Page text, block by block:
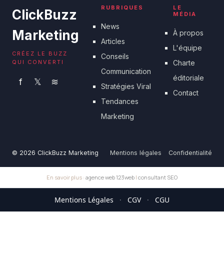
ClickBuzz
Marketing
CRÉEZ LE BUZZ
QUI CONVERTI
f 𝕏 ≋
RUBRIQUES
News
Articles
Conseils
Communication
Stratégies Viral
Tendances
Marketing
LE
MÉDIA
À propos
L'équipe
Charte
éditoriale
Contact
© 2026 ClickBuzz Marketing Mentions légales Confidentialité
En savoir plus : agence web 123web | consultant SEO
Mentions Légales · CGV · CGU